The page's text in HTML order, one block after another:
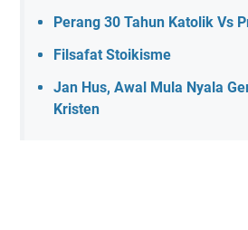
Perang 30 Tahun Katolik Vs
Filsafat Stoikisme
Jan Hus, Awal Mula Nyala
Kristen